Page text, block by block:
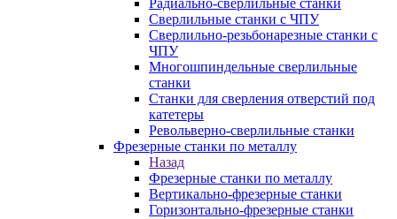
Радиально-сверлильные станки
Сверлильные станки с ЧПУ
Сверлильно-резьбонарезные станки с
ЧПУ
Многошпиндельные сверлильные
станки
Станки для сверления отверстий под
катетеры
Револьверно-сверлильные станки
Фрезерные станки по металлу
Назад
Фрезерные станки по металлу
Вертикально-фрезерные станки
Горизонтально-фрезерные станки